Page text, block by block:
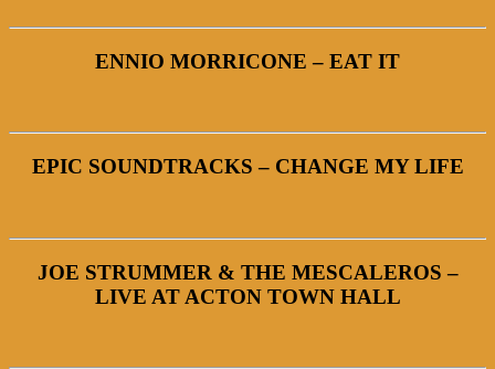
ENNIO MORRICONE – EAT IT
EPIC SOUNDTRACKS – CHANGE MY LIFE
JOE STRUMMER & THE MESCALEROS –
LIVE AT ACTON TOWN HALL